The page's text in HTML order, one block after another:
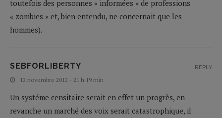
toutefois des personnes « informées » de professions
« zombies » et, bien entendu, ne concernait que les
hommes).
SEBFORLIBERTY
12 novembre 2012 - 21 h 19 min
Un systéme censitaire serait en effet un progrès, en
revanche un marché des voix serait catastrophique, il
REPLY